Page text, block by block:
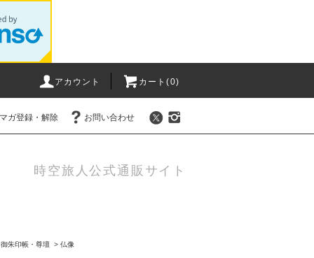
アカウント カート(0)
ガ登録・解除 お問い合わせ
時空旅人公式通販サイト
朱印帳・尊壇 > 仏像